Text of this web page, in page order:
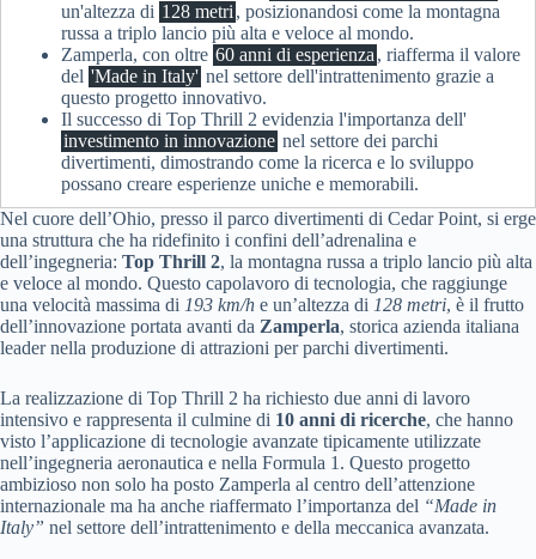
un'altezza di 128 metri , posizionandosi come la montagna
russa a triplo lancio più alta e veloce al mondo.
Zamperla, con oltre 60 anni di esperienza , riafferma il valore
del 'Made in Italy' nel settore dell'intrattenimento grazie a
questo progetto innovativo.
Il successo di Top Thrill 2 evidenzia l'importanza dell'
investimento in innovazione nel settore dei parchi
divertimenti, dimostrando come la ricerca e lo sviluppo
possano creare esperienze uniche e memorabili.
Nel cuore dell’Ohio, presso il parco divertimenti di Cedar Point, si erge
una struttura che ha ridefinito i confini dell’adrenalina e
dell’ingegneria: Top Thrill 2, la montagna russa a triplo lancio più alta
e veloce al mondo. Questo capolavoro di tecnologia, che raggiunge
una velocità massima di 193 km/h e un’altezza di 128 metri, è il frutto
dell’innovazione portata avanti da Zamperla, storica azienda italiana
leader nella produzione di attrazioni per parchi divertimenti.
La realizzazione di Top Thrill 2 ha richiesto due anni di lavoro
intensivo e rappresenta il culmine di 10 anni di ricerche, che hanno
visto l’applicazione di tecnologie avanzate tipicamente utilizzate
nell’ingegneria aeronautica e nella Formula 1. Questo progetto
ambizioso non solo ha posto Zamperla al centro dell’attenzione
internazionale ma ha anche riaffermato l’importanza del “Made in
Italy” nel settore dell’intrattenimento e della meccanica avanzata.